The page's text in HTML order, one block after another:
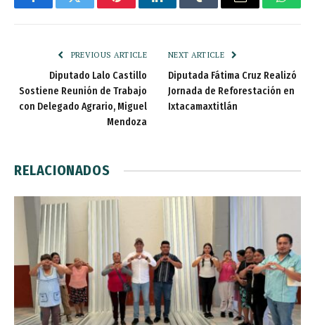
FacebookTwitter PinterestLinkedInTumblr Email
PREVIOUS ARTICLE
Diputado Lalo Castillo
Sostiene Reunión de Trabajo
con Delegado Agrario, Miguel
Mendoza
NEXT ARTICLE
Diputada Fátima Cruz Realizó
Jornada de Reforestación en
Ixtacamaxtitlán
RELACIONADOS